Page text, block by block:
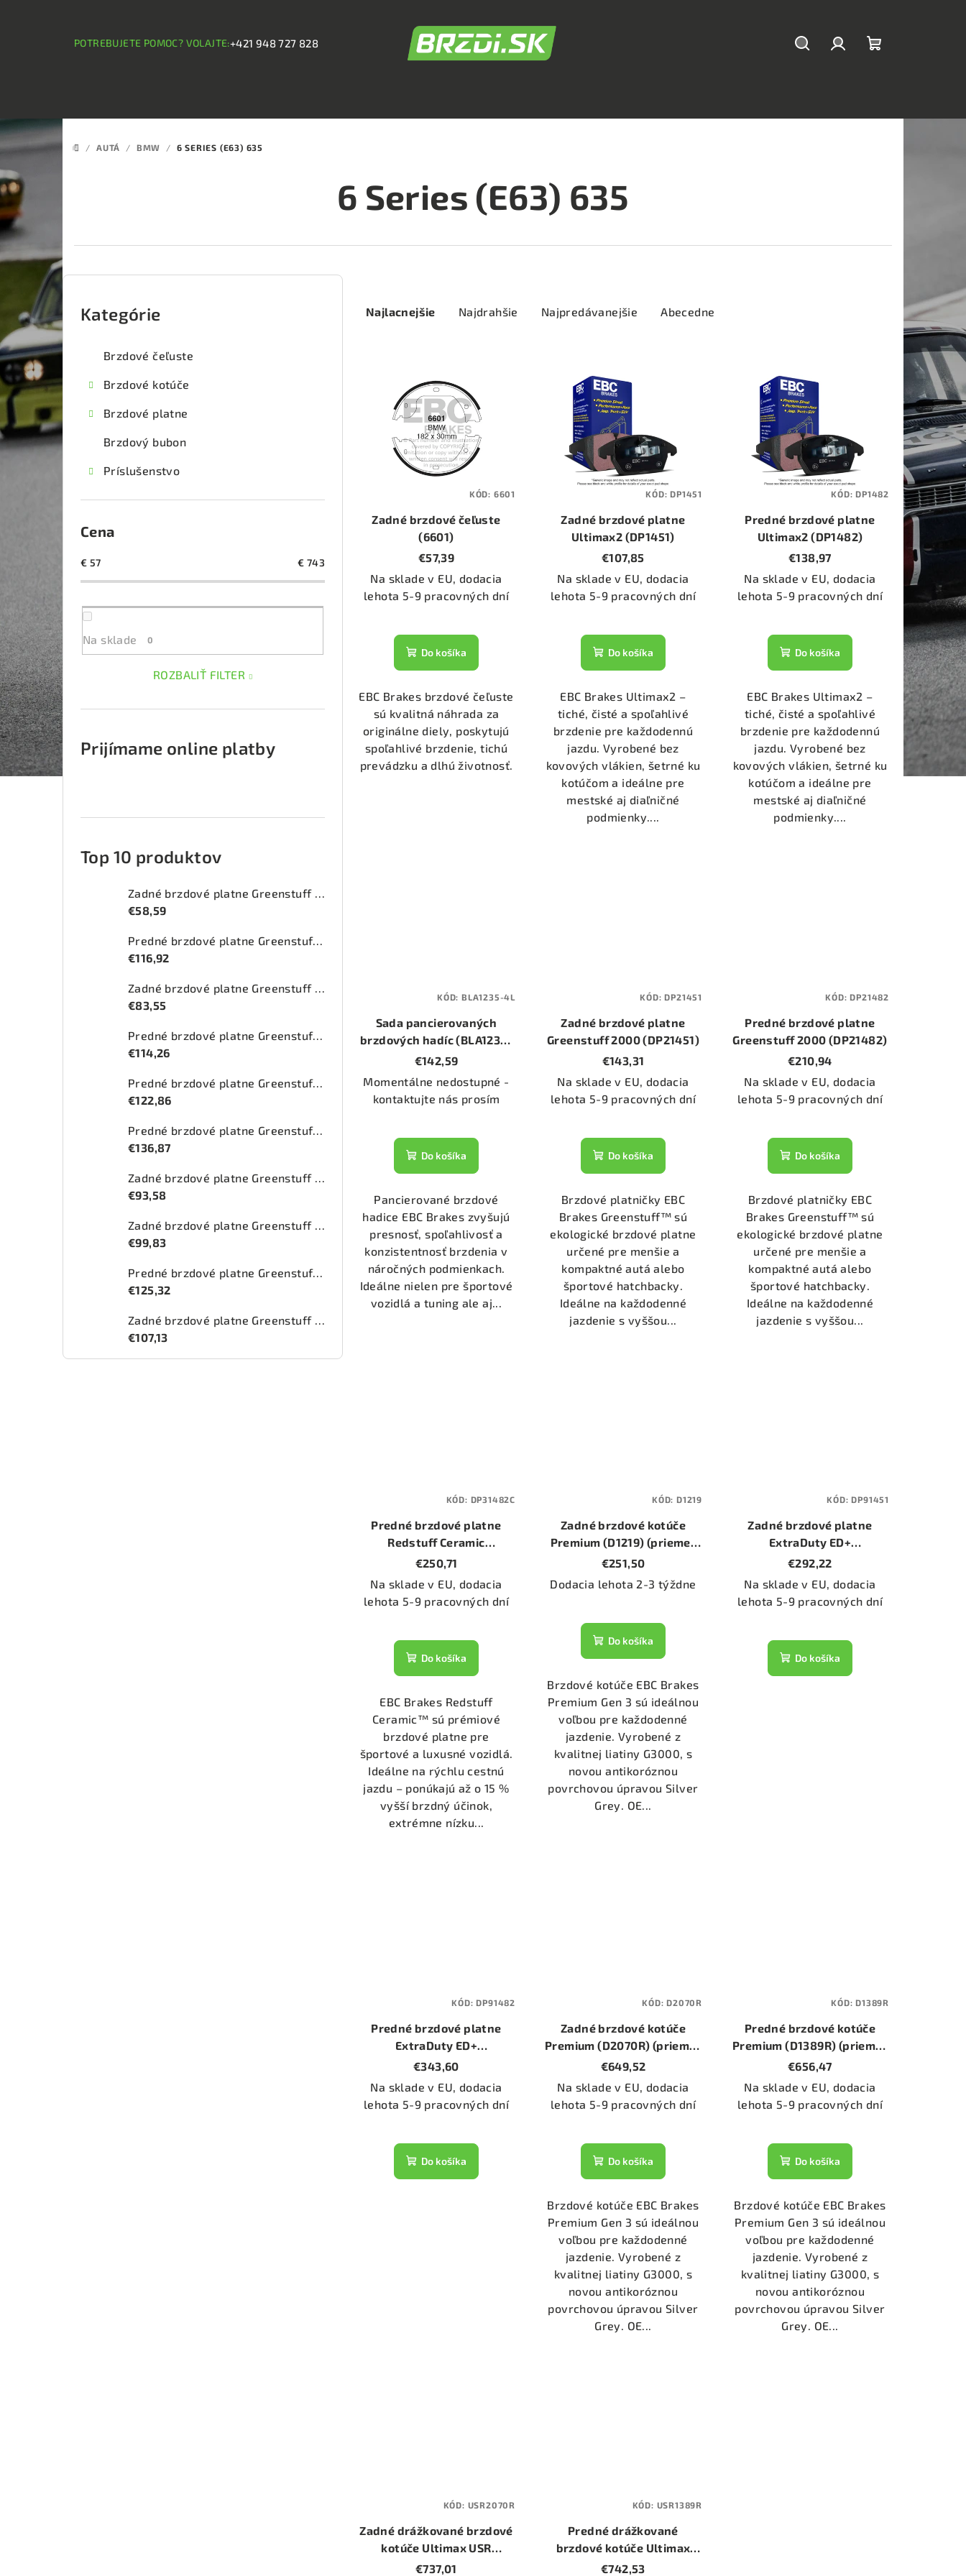
POTREBUJETE POMOC? VOLAJTE:+421 948 727 828
DOMOV
/ AUTÁ / BMW / 6 SERIES (E63) 635
6 Series (E63) 635
B
o
č
ý
p
a
Preskočiť
kategórie
Kategórie
Brzdové čeľuste
Brzdové kotúče
Brzdové platne
Brzdový bubon
Príslušenstvo
Cena
€ 57 € 743
Na sklade 0
ROZBALIŤ FILTER
Prijímame online platby
Top 10 produktov
Zadné brzdové platne Greenstuff 2000 (DP2673)
€58,59
Predné brzdové platne Greenstuff 2000 (DP2955)
€116,92
Zadné brzdové platne Greenstuff 2000 (DP21338/2)
€83,55
Predné brzdové platne Greenstuff 2000 (DP21368)
€114,26
Predné brzdové platne Greenstuff 2000 (DP21553)
€122,86
Predné brzdové platne Greenstuff 2000 (DP21911)
€136,87
Zadné brzdové platne Greenstuff 2000 (DP22053)
€93,58
Zadné brzdové platne Greenstuff 2000 (DP21193/2)
€99,83
Predné brzdové platne Greenstuff 2000 (DP21153)
€125,32
Zadné brzdové platne Greenstuff 2000 (DP22236)
€107,13
a
u
v
Najlacnejšie Najdrahšie Najpredávanejšie Abecedne
d
o
v
Zadné brzdové čeľuste
(6601)
€57,39
Na sklade v EU, dodacia
lehota 5-9 pracovných dní
Do košíka
EBC Brakes brzdové čeľuste
sú kvalitná náhrada za
originálne diely, poskytujú
spoľahlivé brzdenie, tichú
prevádzku a dlhú životnosť.
KÓD: 6601
Zadné brzdové platne
Ultimax2 (DP1451)
€107,85
Na sklade v EU, dodacia
lehota 5-9 pracovných dní
Do košíka
EBC Brakes Ultimax2 –
tiché, čisté a spoľahlivé
brzdenie pre každodennú
jazdu. Vyrobené bez
kovových vlákien, šetrné ku
kotúčom a ideálne pre
mestské aj diaľničné
podmienky....
KÓD:DP1451
Predné brzdové platne
Ultimax2 (DP1482)
€138,97
Na sklade v EU, dodacia
lehota 5-9 pracovných dní
Do košíka
EBC Brakes Ultimax2 –
tiché, čisté a spoľahlivé
brzdenie pre každodennú
jazdu. Vyrobené bez
kovových vlákien, šetrné ku
kotúčom a ideálne pre
mestské aj diaľničné
podmienky....
KÓD:DP1482
Sada pancierovaných
brzdových hadíc (BLA1235-
4L)
€142,59
Momentálne nedostupné -
kontaktujte nás prosím
Do košíka
Pancierované brzdové
hadice EBC Brakes zvyšujú
presnosť, spoľahlivosť a
konzistentnosť brzdenia v
náročných podmienkach.
Ideálne nielen pre športové
vozidlá a tuning ale aj...
KÓD: BLA1235-4L
Zadné brzdové platne
Greenstuff 2000 (DP21451)
€143,31
Na sklade v EU, dodacia
lehota 5-9 pracovných dní
Do košíka
Brzdové platničky EBC
Brakes Greenstuff™ sú
ekologické brzdové platne
určené pre menšie a
kompaktné autá alebo
športové hatchbacky.
Ideálne na každodenné
jazdenie s vyššou...
KÓD:DP21451
Predné brzdové platne
Greenstuff 2000 (DP21482)
€210,94
Na sklade v EU, dodacia
lehota 5-9 pracovných dní
Do košíka
Brzdové platničky EBC
Brakes Greenstuff™ sú
ekologické brzdové platne
určené pre menšie a
kompaktné autá alebo
športové hatchbacky.
Ideálne na každodenné
jazdenie s vyššou...
KÓD:DP21482
Predné brzdové platne
Redstuff Ceramic
(DP31482C)
€250,71
Na sklade v EU, dodacia
lehota 5-9 pracovných dní
Do košíka
EBC Brakes Redstuff
Ceramic™ sú prémiové
brzdové platne pre
športové a luxusné vozidlá.
Ideálne na rýchlu cestnú
jazdu – ponúkajú až o 15 %
vyšší brzdný účinok,
extrémne nízku...
KÓD: DP31482C
Zadné brzdové kotúče
Premium (D1219) (priemer
345mm)
€251,50
Dodacia lehota 2-3 týždne
Do košíka
Brzdové kotúče EBC Brakes
Premium Gen 3 sú ideálnou
voľbou pre každodenné
jazdenie. Vyrobené z
kvalitnej liatiny G3000, s
novou antikoróznou
povrchovou úpravou Silver
Grey. OE...
KÓD: D1219
Zadné brzdové platne
ExtraDuty ED+
(Orangestuff) (DP91451)
€292,22
Na sklade v EU, dodacia
lehota 5-9 pracovných dní
Do košíka
KÓD:DP91451
Predné brzdové platne
ExtraDuty ED+
(Orangestuff) (DP91482)
€343,60
Na sklade v EU, dodacia
lehota 5-9 pracovných dní
Do košíka
KÓD:DP91482
Zadné brzdové kotúče
Premium (D2070R) (priemer
345mm)
€649,52
Na sklade v EU, dodacia
lehota 5-9 pracovných dní
Do košíka
Brzdové kotúče EBC Brakes
Premium Gen 3 sú ideálnou
voľbou pre každodenné
jazdenie. Vyrobené z
kvalitnej liatiny G3000, s
novou antikoróznou
povrchovou úpravou Silver
Grey. OE...
KÓD:D2070R
Predné brzdové kotúče
Premium (D1389R) (priemer
348mm)
€656,47
Na sklade v EU, dodacia
lehota 5-9 pracovných dní
Do košíka
Brzdové kotúče EBC Brakes
Premium Gen 3 sú ideálnou
voľbou pre každodenné
jazdenie. Vyrobené z
kvalitnej liatiny G3000, s
novou antikoróznou
povrchovou úpravou Silver
Grey. OE...
KÓD:D1389R
Zadné drážkované brzdové
kotúče Ultimax USR
(USR2070R) (priemer
€737,01
KÓD: USR2070R
Predné drážkované
brzdové kotúče Ultimax
USR (USR1389R) (priemer
€742,53
KÓD: USR1389R